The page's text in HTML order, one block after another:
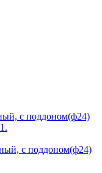
с поддоном(ф24)